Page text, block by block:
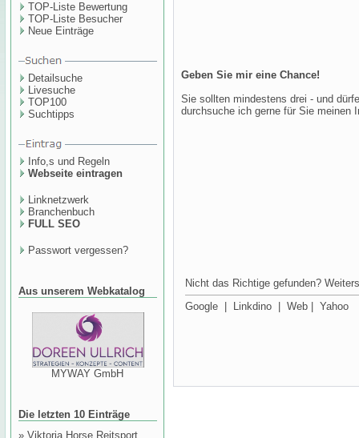
TOP-Liste Bewertung
TOP-Liste Besucher
Neue Einträge
Detailsuche
Livesuche
TOP100
Suchtipps
Info,s und Regeln
Webseite eintragen
Linknetzwerk
Branchenbuch
FULL SEO
Passwort vergessen?
Aus unserem Webkatalog
MYWAY GmbH
Die letzten 10 Einträge
» Viktoria Horse Reitsport
Geben Sie mir eine Chance!
Sie sollten mindestens drei - und
durchsuche ich gerne für Sie meinen
Nicht das Richtige gefunden?
Google
Linkdino Web Yahoo